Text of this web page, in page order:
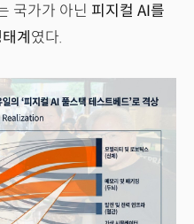
국가가 아닌 피지컬 AI를
계 였다.